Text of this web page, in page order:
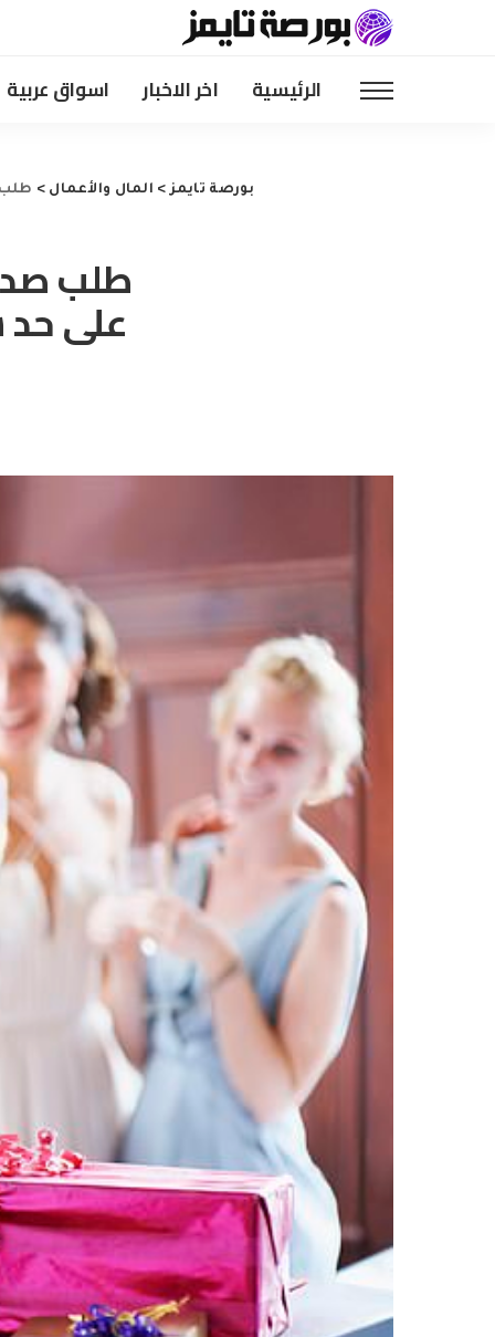
الرئيسية اخر الاخبار اسواق عربية
بورصة تايمز> المال والأعمال > طلب
طلب
على